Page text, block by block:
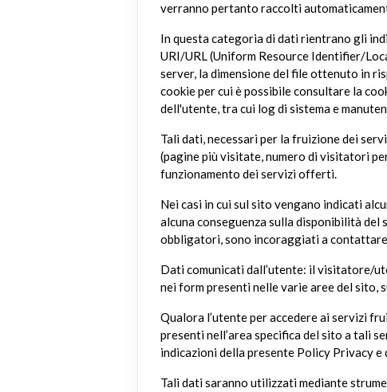
verranno pertanto raccolti
In questa categoria di dati rientrano gli
URI/URL (Uniform Resource Identifier/
server, la dimensione del file ottenuto in
cookie per cui è possibile consultare la
dell'utente, tra cui log di sistema e
Tali dati, necessari per la fruizione dei
(pagine più visitate, numero di visitatori
funzionamento dei servizi offerti.
Nei casi in cui sul sito vengano indicati
alcuna conseguenza sulla disponibilità
obbligatori, sono incoraggiati a
Dati comunicati dall’utente: il visitatore/
nei form presenti nelle varie aree del sito,
Qualora l’utente per accedere ai servizi
presenti nell’area specifica del sito a tali
indicazioni della presente Policy Privacy
Tali dati saranno utilizzati mediante